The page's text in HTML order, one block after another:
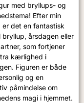
med bryllups- og
Efter min
er det en fantastisk
bryllup, årsdagen eller
som fortjener
kærlighed i
Figuren er både
og en
påmindelse om
magi i hjemmet.